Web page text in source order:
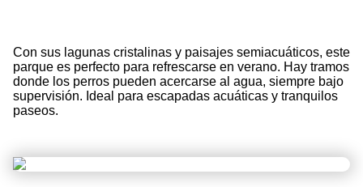
Con sus lagunas cristalinas y paisajes semiacuáticos, este
parque es perfecto para refrescarse en verano. Hay tramos
donde los perros pueden acercarse al agua, siempre bajo
supervisión. Ideal para escapadas acuáticas y tranquilos
paseos.